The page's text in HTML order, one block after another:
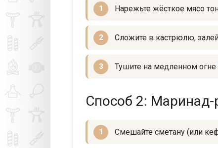
Нарежьте жёсткое мясо
Сложите в кастрюлю,
Тушите на медленном огне
Способ 2:
Смешайте сметану (или